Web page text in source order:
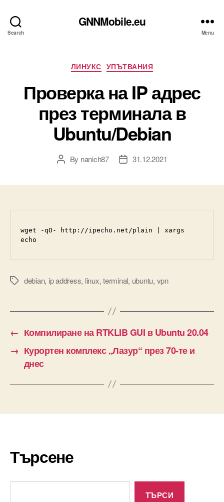
Search
GNNMobile.eu
Menu
Categories
ЛИНУКС УПЪТВАНИЯ
Проверка на IP адрес
през терминала в
Ubuntu/Debian
PostBy nanich87
Post31.12.2021
wget -qO- http://ipecho.net/plain | xargs
echo
Tagsdebian, ip address, linux,terminal, ubuntu, vpn
← Компилиране на RTKLIB GUI в Ubuntu 20.04
→ Курортен комплекс „Лазур“ през 70-те и
днес
Търсене
ТЪРСИ